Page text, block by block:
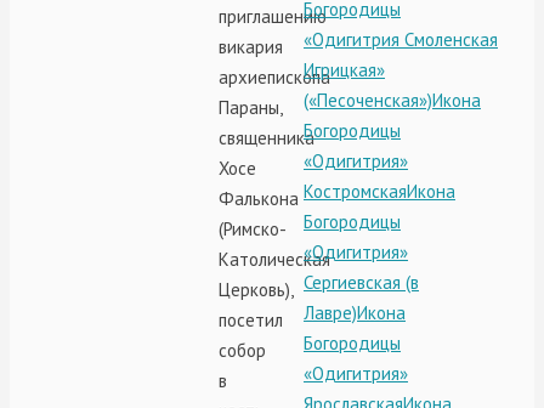
приглашению
викария
архиепископа
Параны,
священника
Хосе
Фалькона
(Римско-
Католическая
Церковь),
посетил
собор
в
Богородицы
«Одигитрия Смоленская
Игрицкая»
(«Песоченская»)Икона
Богородицы
«Одигитрия»
КостромскаяИкона
Богородицы
«Одигитрия»
Сергиевская (в
Лавре)Икона
Богородицы
«Одигитрия»